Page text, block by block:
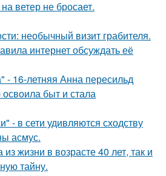
ветер не бросает.
необычный визит грабителя.
интернет обсуждать её
- 16-летняя Анна пересильд
освоила быт и стала
- в сети удивляются сходству
асмус.
жизни в возрасте 40 лет, так и
тайну.